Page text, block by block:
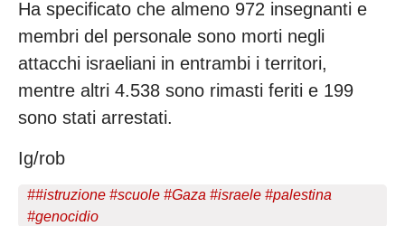
Ha specificato che almeno 972 insegnanti e
membri del personale sono morti negli
attacchi israeliani in entrambi i territori,
mentre altri 4.538 sono rimasti feriti e 199
sono stati arrestati.
Ig/rob
##istruzione #scuole #Gaza #israele #palestina
#genocidio